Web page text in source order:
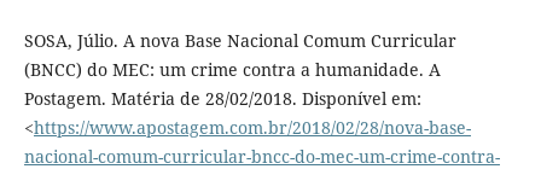
SOSA, Júlio. A nova Base Nacional Comum Curricular
(BNCC) do MEC: um crime contra a humanidade. A
Postagem. Matéria de 28/02/2018. Disponível em:
<https://www.apostagem.com.br/2018/02/28/nova-base-
nacional-comum-curricular-bncc-do-mec-um-crime-contra-